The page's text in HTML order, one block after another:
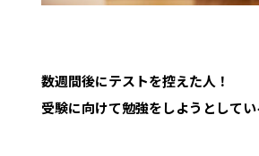
数週間後にテストを控えた人！
受験に向けて勉強をしようとしてい